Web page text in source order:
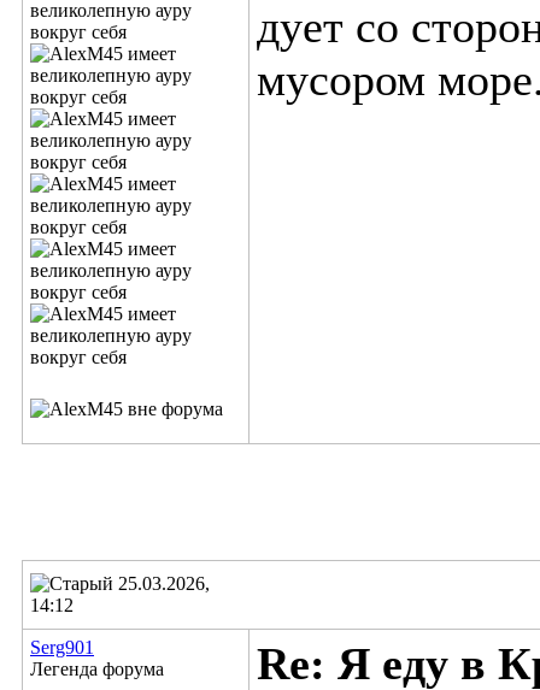
дует со
мусором
25.03.2026,
14:12
Serg901
Легенда форума
Re: Я еду в